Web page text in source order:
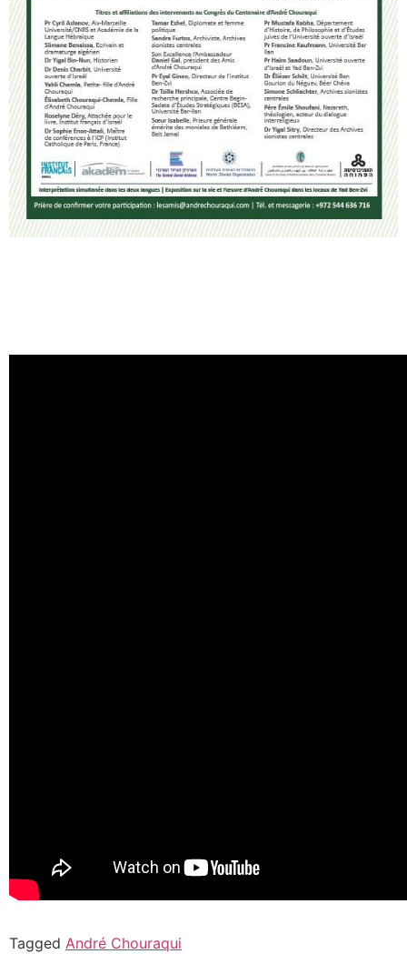
Tagged André Chouraqui